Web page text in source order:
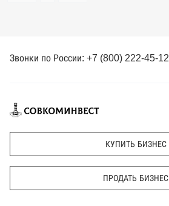
Звонки по России: +7 (800) 222-45-12
КУПИТЬ БИЗНЕС
ПРОДАТЬ БИЗНЕС